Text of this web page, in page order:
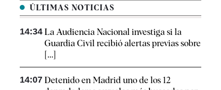
ÚLTIMAS NOTICIAS
14:34 La Audiencia Nacional investiga si la
Guardia Civil recibió alertas previas sobre
[...]
14:07 Detenido en Madrid uno de los 12